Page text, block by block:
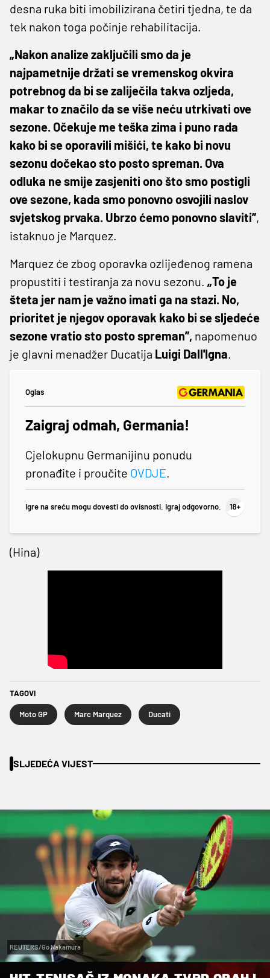
desna ruka biti imobilizirana četiri tjedna, te da
tek nakon toga počinje rehabilitacija.
„Nakon analize zaključili smo da je
najpametnije držati se vremenskog okvira
potrebnog da bi se zaliječila takva ozljeda,
makar to značilo da se više neću utrkivati ove
sezone. Očekuje me teška zima i puno rada
kako bi se oporavili mišići, te kako bi novu
sezonu dočekao sto posto spreman. Ova
odluka ne smije zasjeniti ono što smo postigli
ove sezone, kada smo ponovno osvojili naslov
svjetskog prvaka. Ubrzo ćemo ponovno slaviti”,
istaknuo je Marquez.
Marquez će zbog oporavka ozlijeđenog ramena
propustiti i testiranja za novu sezonu. „To je
šteta jer nam je važno imati ga na stazi. No,
prioritet je njegov oporavak kako bi se sljedeće
sezone vratio sto posto spreman”, napomenuo
je glavni menadžer Ducatija Luigi Dall'Igna.
Oglas
Zaigraj odmah, Germania!
Cjelokupnu Germanijinu ponudu
pronađite i proučite OVDJE.
Igre na sreću mogu dovesti do ovisnosti. Igraj odgovorno.
(Hina)
TAGOVI
Moto GP Marc Marquez Ducati
SLJEDEĆA VIJEST
REUTERS/Go Nakamura